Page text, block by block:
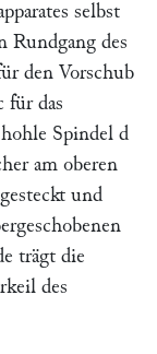
selbst
Rundgang des
den Vorschub
für das
Spindel d
am oberen
und
trägt die
des